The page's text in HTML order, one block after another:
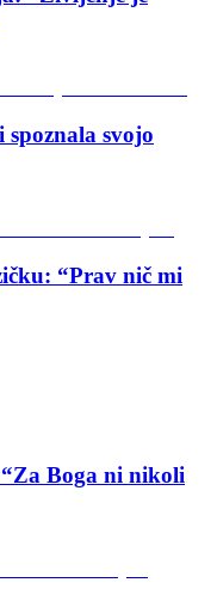
spoznala svojo
“Prav nič mi
Boga ni nikoli